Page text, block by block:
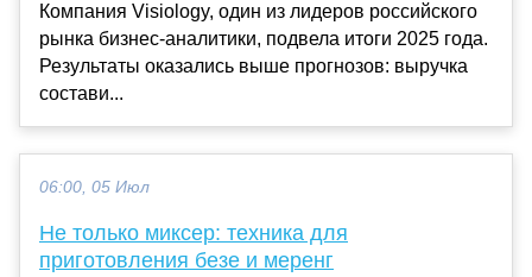
Компания Visiology, один из лидеров российского
рынка бизнес-аналитики, подвела итоги 2025 года.
Результаты оказались выше прогнозов: выручка
состави...
06:00, 05 Июл
Не только миксер: техника для
приготовления безе и меренг